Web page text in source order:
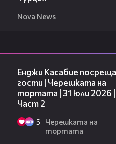
Nova News
Енджи Касабие посреща
гости | Черешката на
тортата | 31 юли 2026 |
Част 2
5
Черешката на
тортата